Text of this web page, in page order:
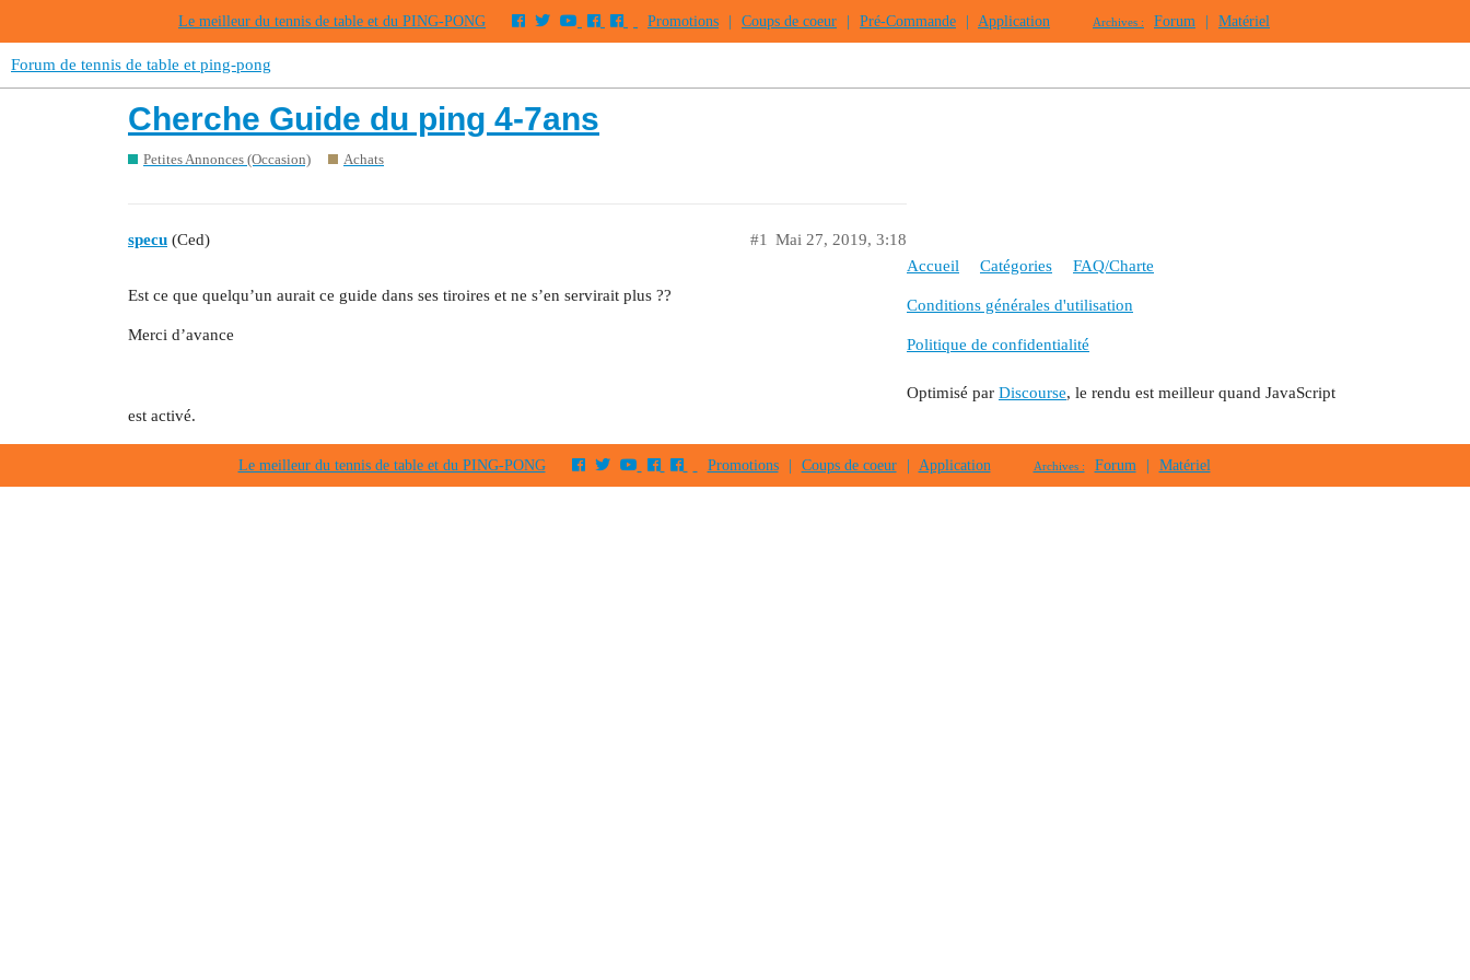
Le meilleur du tennis de table et du PING-PONG Promotions Coups de coeur Pré-Commande Application Archives : Forum Matériel
Forum de tennis de table et ping-pong
Cherche Guide du ping 4-7ans
Petites Annonces (Occasion) Achats
specu (Ced) Mai 27, 2019, 3:18
#1
Est ce que quelqu’un aurait ce guide dans ses tiroires et ne s’en servirait plus ??
Merci d’avance
Accueil Catégories FAQ/Charte
Conditions générales d'utilisation
Politique de confidentialité
Optimisé par Discourse, le rendu est meilleur quand JavaScript
est activé.
Le meilleur du tennis de table et du PING-PONG Promotions | Coups de coeur | Application Archives : Forum | Matériel